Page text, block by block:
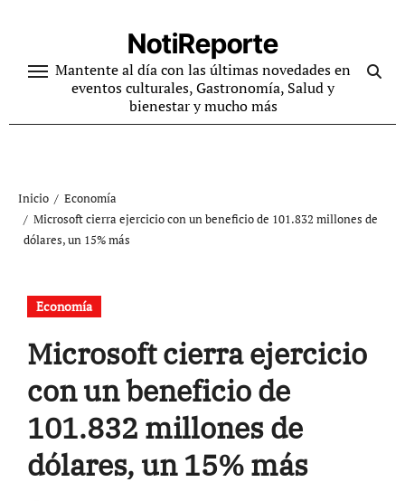
contenido
NotiReporte
Mantente al día con las últimas novedades en
eventos culturales, Gastronomía, Salud y
bienestar y mucho más
Inicio
Economía
Microsoft cierra ejercicio con un beneficio de 101.832 millones de
dólares, un 15% más
Economía
Microsoft cierra ejercicio
con un beneficio de
101.832 millones de
dólares, un 15% más